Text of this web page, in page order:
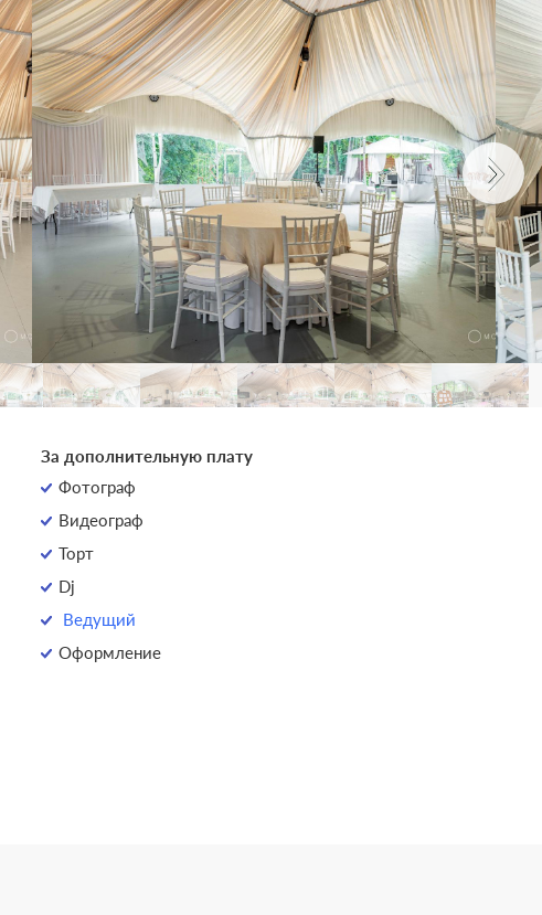
За дополнительную плату
Фотограф
Видеограф
Торт
Dj
Ведущий
Оформление